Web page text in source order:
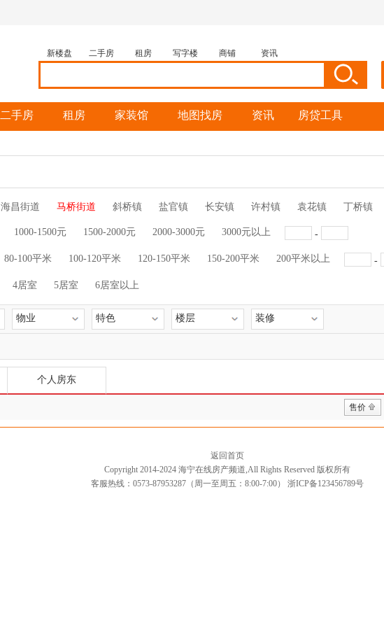
新楼盘 二手房 租房 写字楼 商铺 资讯
二手房 租房 家装馆 地图找房 资讯 房贷工具
海昌街道 马桥街道 斜桥镇 盐官镇 长安镇 许村镇 袁花镇 丁桥镇
1000-1500元 1500-2000元 2000-3000元 3000元以上 -
80-100平米 100-120平米 120-150平米 150-200平米 200平米以上 -
4居室 5居室 6居室以上
物业 特色 楼层 装修
个人房东
售价
返回首页
Copyright 2014-2024 海宁在线房产频道,All Rights Reserved 版权所有
客服热线：0573-87953287（周一至周五：8:00-7:00） 浙ICP备123456789号